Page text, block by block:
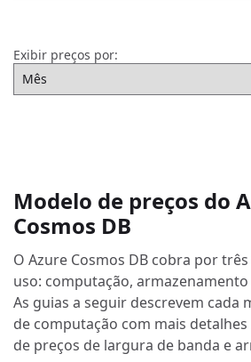
Exibir preços por:
Modelo de preços do
Cosmos DB
O Azure Cosmos DB cobra por
uso: computação,
As guias a seguir descrevem cada
de computação com mais
de preços de largura de banda e